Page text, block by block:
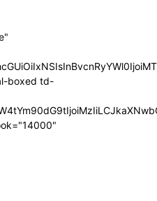
boxed td-